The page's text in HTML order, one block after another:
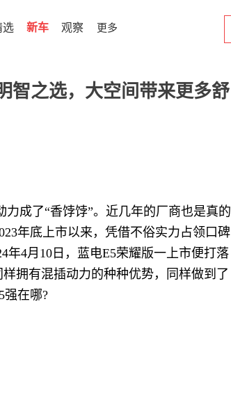
选 新车 观察 更多
智之选，大空间带来更多舒
成了“香饽饽”。近几年的厂商也是真的
年底上市以来，凭借不俗实力占领口碑
年4月10日，蓝电E5荣耀版一上市便打落
样拥有混插动力的种种优势，同样做到了
强在哪?